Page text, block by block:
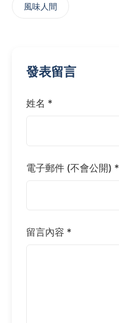
風味人間
發表留言
姓名 *
電子郵件 (不會公開) *
留言內容 *